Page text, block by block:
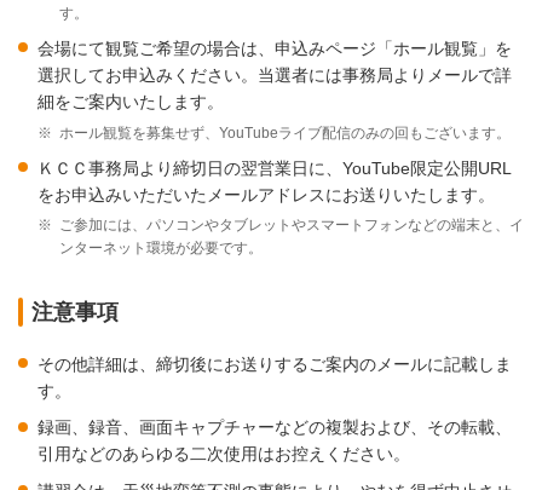
す。
会場にて観覧ご希望の場合は、申込みページ「ホール観覧」を
選択してお申込みください。当選者には事務局よりメールで詳
細をご案内いたします。
※ ホール観覧を募集せず、YouTubeライブ配信のみの回もございます。
ＫＣＣ事務局より締切日の翌営業日に、YouTube限定公開URL
をお申込みいただいたメールアドレスにお送りいたします。
※ ご参加には、パソコンやタブレットやスマートフォンなどの端末と、イ
ンターネット環境が必要です。
注意事項
その他詳細は、締切後にお送りするご案内のメールに記載しま
す。
録画、録音、画面キャプチャーなどの複製および、その転載、
引用などのあらゆる二次使用はお控えください。